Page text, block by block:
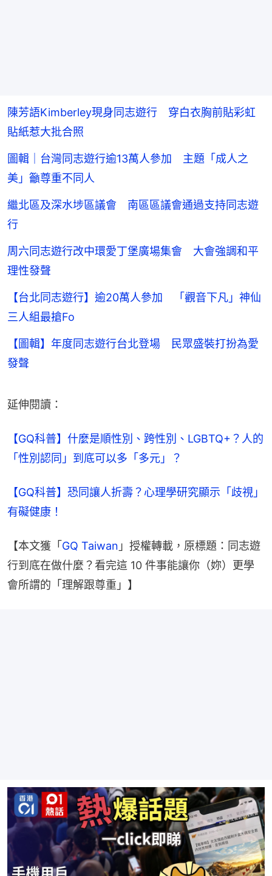
陳芳語Kimberley現身同志遊行 穿白衣胸前貼彩虹
貼紙惹大批合照
圖輯｜台灣同志遊行逾13萬人參加 主題「成人之
美」籲尊重不同人
繼北區及深水埗區議會 南區區議會通過支持同志遊
行
周六同志遊行改中環愛丁堡廣場集會 大會強調和平
理性發聲
【台北同志遊行】逾20萬人參加 「觀音下凡」神仙
三人組最搶Fo
【圖輯】年度同志遊行台北登場 民眾盛裝打扮為愛
發聲
延伸閱讀：
【GQ科普】什麼是順性別、跨性別、LGBTQ+？人的
「性別認同」到底可以多「多元」？
【GQ科普】恐同讓人折壽？心理學研究顯示「歧視」
有礙健康！
【本文獲「 GQ Taiwan 」授權轉載，原標題：同志遊
行到底在做什麼？看完這 10 件事能讓你（妳）更學
會所謂的「理解跟尊重」】